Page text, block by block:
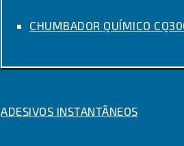
CHUMBADOR QUÍMICO
ADESIVOS INSTANTÂNEOS